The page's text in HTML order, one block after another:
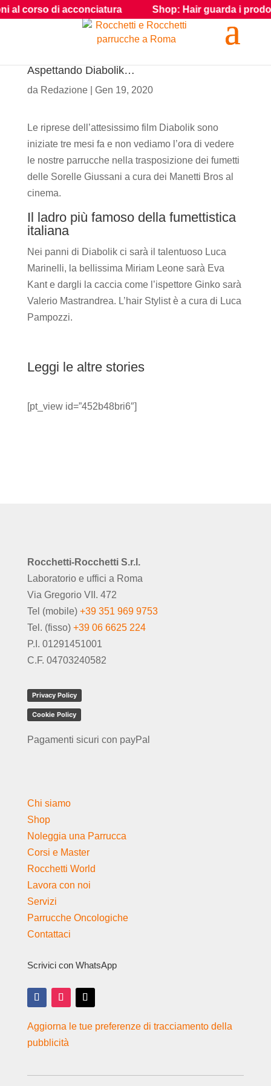
Aspettando Diabolik…
da Redazione| Gen 19, 2020
Le riprese dell’attesissimo film Diabolik sono
iniziate tre mesi fa e non vediamo l’ora di vedere
le nostre parrucche nella trasposizione dei fumetti
delle Sorelle Giussani a cura dei Manetti Bros al
cinema.
Il ladro più famoso della fumettistica
italiana
Nei panni di Diabolik ci sarà il talentuoso Luca
Marinelli, la bellissima Miriam Leone sarà Eva
Kant e dargli la caccia come l’ispettore Ginko sarà
Valerio Mastrandrea. L’hair Stylist è a cura di Luca
Pampozzi.
Leggi le altre stories
[pt_view id=”452b48bri6″]
Rocchetti-Rocchetti S.r.l.
Laboratorio e uffici a Roma
Via Gregorio VII. 472
Tel (mobile) +39 351 969 9753
Tel. (fisso) +39 06 6625 224
P.I. 01291451001
C.F. 04703240582
Privacy Policy
Cookie Policy
Pagamenti sicuri con payPal
Chi siamo
Shop
Noleggia una Parrucca
Corsi e Master
Rocchetti World
Lavora con noi
Servizi
Parrucche Oncologiche
Contattaci
Scrivici con WhatsApp
Aggiorna le tue preferenze di tracciamento della
pubblicità
corso di acconciatura Shop: Hair guarda i